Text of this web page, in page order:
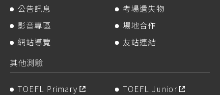
公告訊息
考場遺失物
影音專區
場地合作
網站導覽
友站連結
其他測驗
TOEFL Primary
TOEFL Junior